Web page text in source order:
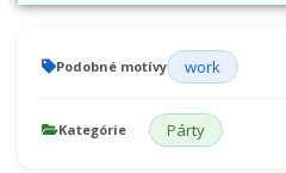
Podobné motívy work
Kategórie Párty